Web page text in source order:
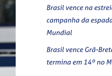
Brasil vence na
campanha da
Mundial
Brasil vence Grã-
termina em 14º no